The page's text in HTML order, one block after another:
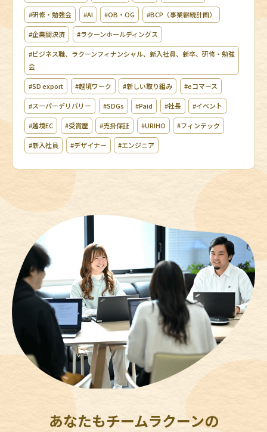
#研修・勉強会 #AI #OB・OG #BCP（事業継続計画）
#企業間決済 #ラクーンホールディングス
#ビジネス職、ラクーンフィナンシャル、新入社員、新卒、研修・勉強
会
#SD export #越境ワーク #新しい取り組み #eコマース
#スーパーデリバリー #SDGs #Paid #社長 #イベント
#越境EC #受賞歴 #売掛保証 #URIHO #フィンテック
#新入社員 #デザイナー #エンジニア
あなたもチームラクーンの